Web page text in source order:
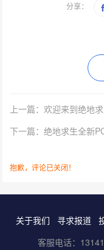
分享：
上一篇：欢迎来到绝地
下一篇：绝地求生全新
抱歉，评论已关闭！
关于我们 寻求报道
客服电话：